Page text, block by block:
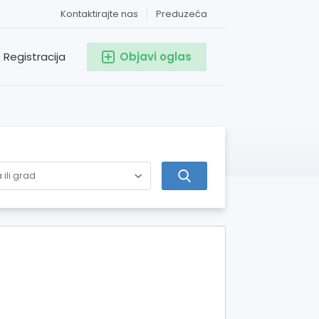
Preduzeća
Kontaktirajte nas
Objavi oglas
Registracija